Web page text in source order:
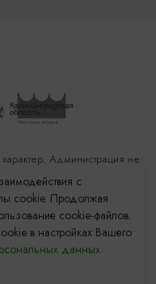
центр
Администрация не
предоставленныхс
cookie. Продолжая
cookie-файлов.
в настройках Вашего
данных.